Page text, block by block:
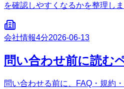
を確認しやすくなるかを整理しま
会社情報4分2026-06-13
問い合わせ前に読む
問い合わせる前に、FAQ・規約